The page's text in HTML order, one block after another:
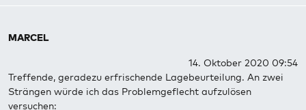
MARCEL
14. Oktober 2020 09:54
Treffende, geradezu erfrischende Lagebeurteilung. An zwei
Strängen würde ich das Problemgeflecht aufzulösen
versuchen: